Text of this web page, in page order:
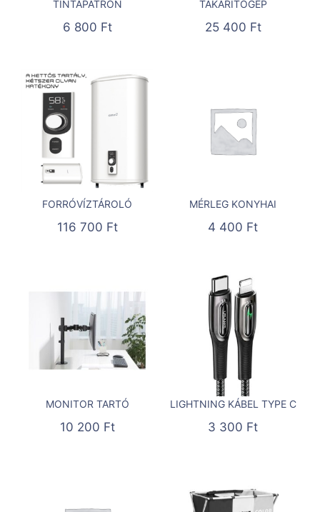
TINTAPATRON
6 800 Ft
TAKARÍTÓGÉP
25 400 Ft
FORRÓVÍZTÁROLÓ
116 700 Ft
MÉRLEG KONYHAI
4 400 Ft
MONITOR TARTÓ
10 200 Ft
LIGHTNING KÁBEL TYPE C
3 300 Ft